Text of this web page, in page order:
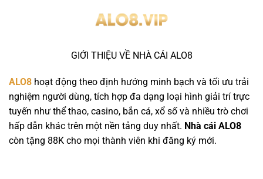
GIỚI THIỆU VỀ NHÀ CÁI ALO8
ALO8 hoạt động theo định hướng minh bạch và tối ưu trải
nghiệm người dùng, tích hợp đa dạng loại hình giải trí trực
tuyến như thể thao, casino, bắn cá, xổ số và nhiều trò chơi
hấp dẫn khác trên một nền tảng duy nhất. Nhà cái ALO8
còn tặng 88K cho mọi thành viên khi đăng ký mới.